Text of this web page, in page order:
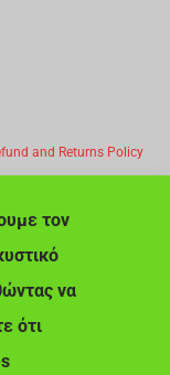
and Returns Policy
τον
να
ότι